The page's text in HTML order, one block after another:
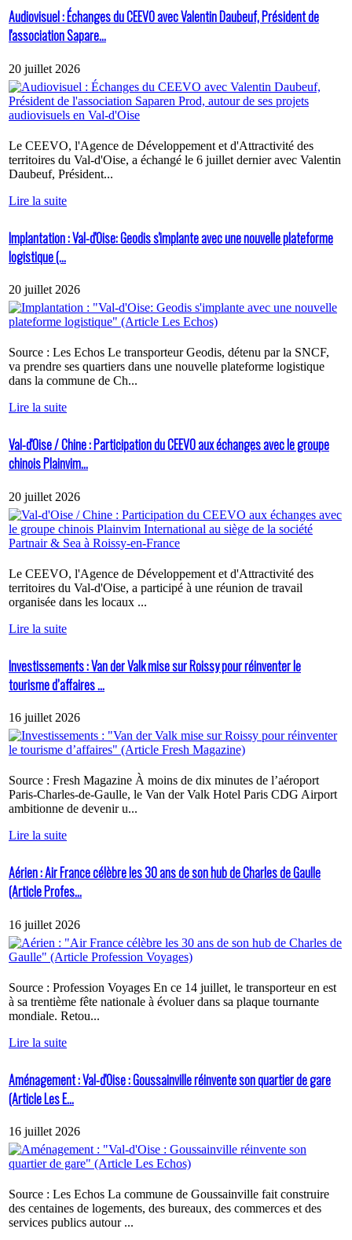
Audiovisuel : Échanges du CEEVO avec Valentin Daubeuf, Président de
l'association Sapare...
20 juillet 2026
Le CEEVO, l'Agence de Développement et d'Attractivité des
territoires du Val-d'Oise, a échangé le 6 juillet dernier avec Valentin
Daubeuf, Président...
Lire la suite
Implantation : Val-d'Oise: Geodis s'implante avec une nouvelle plateforme
logistique (...
20 juillet 2026
Source : Les Echos Le transporteur Geodis, détenu par la SNCF,
va prendre ses quartiers dans une nouvelle plateforme logistique
dans la commune de Ch...
Lire la suite
Val-d'Oise / Chine : Participation du CEEVO aux échanges avec le groupe
chinois Plainvim...
20 juillet 2026
Le CEEVO, l'Agence de Développement et d'Attractivité des
territoires du Val-d'Oise, a participé à une réunion de travail
organisée dans les locaux ...
Lire la suite
Investissements : Van der Valk mise sur Roissy pour réinventer le
tourisme d’affaires ...
16 juillet 2026
Source : Fresh Magazine À moins de dix minutes de l’aéroport
Paris-Charles-de-Gaulle, le Van der Valk Hotel Paris CDG Airport
ambitionne de devenir u...
Lire la suite
Aérien : Air France célèbre les 30 ans de son hub de Charles de Gaulle
(Article Profes...
16 juillet 2026
Source : Profession Voyages En ce 14 juillet, le transporteur en est
à sa trentième fête nationale à évoluer dans sa plaque tournante
mondiale. Retou...
Lire la suite
Aménagement : Val-d'Oise : Goussainville réinvente son quartier de gare
(Article Les E...
16 juillet 2026
Source : Les Echos La commune de Goussainville fait construire
des centaines de logements, des bureaux, des commerces et des
services publics autour ...